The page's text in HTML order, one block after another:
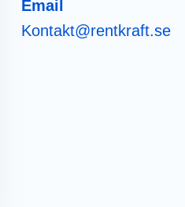
Email
Kontakt@rentkraft.se